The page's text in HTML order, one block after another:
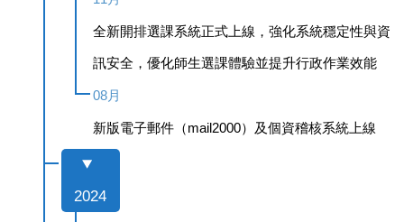
全新開排選課系統正式上線，強化系統穩定性與資
訊安全，優化師生選課體驗並提升行政作業效能
08月
新版電子郵件（mail2000）及個資稽核系統上線
2024